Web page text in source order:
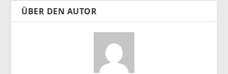
ÜBER DEN AUTOR